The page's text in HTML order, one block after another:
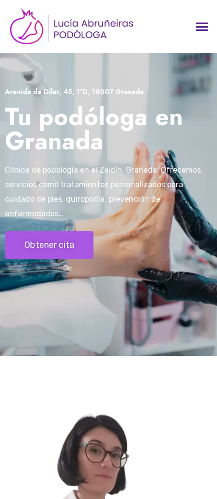
Avenida de Dílar, 45, 1ºD, 18007 Granada
Tu podóloga en
Granada
Clínica de podología en el Zaidín, Granada. Ofrecemos
servicios como tratamientos personalizados para
cuidado de pies, quiropodia, prevención de
enfermedades…
Obtener cita